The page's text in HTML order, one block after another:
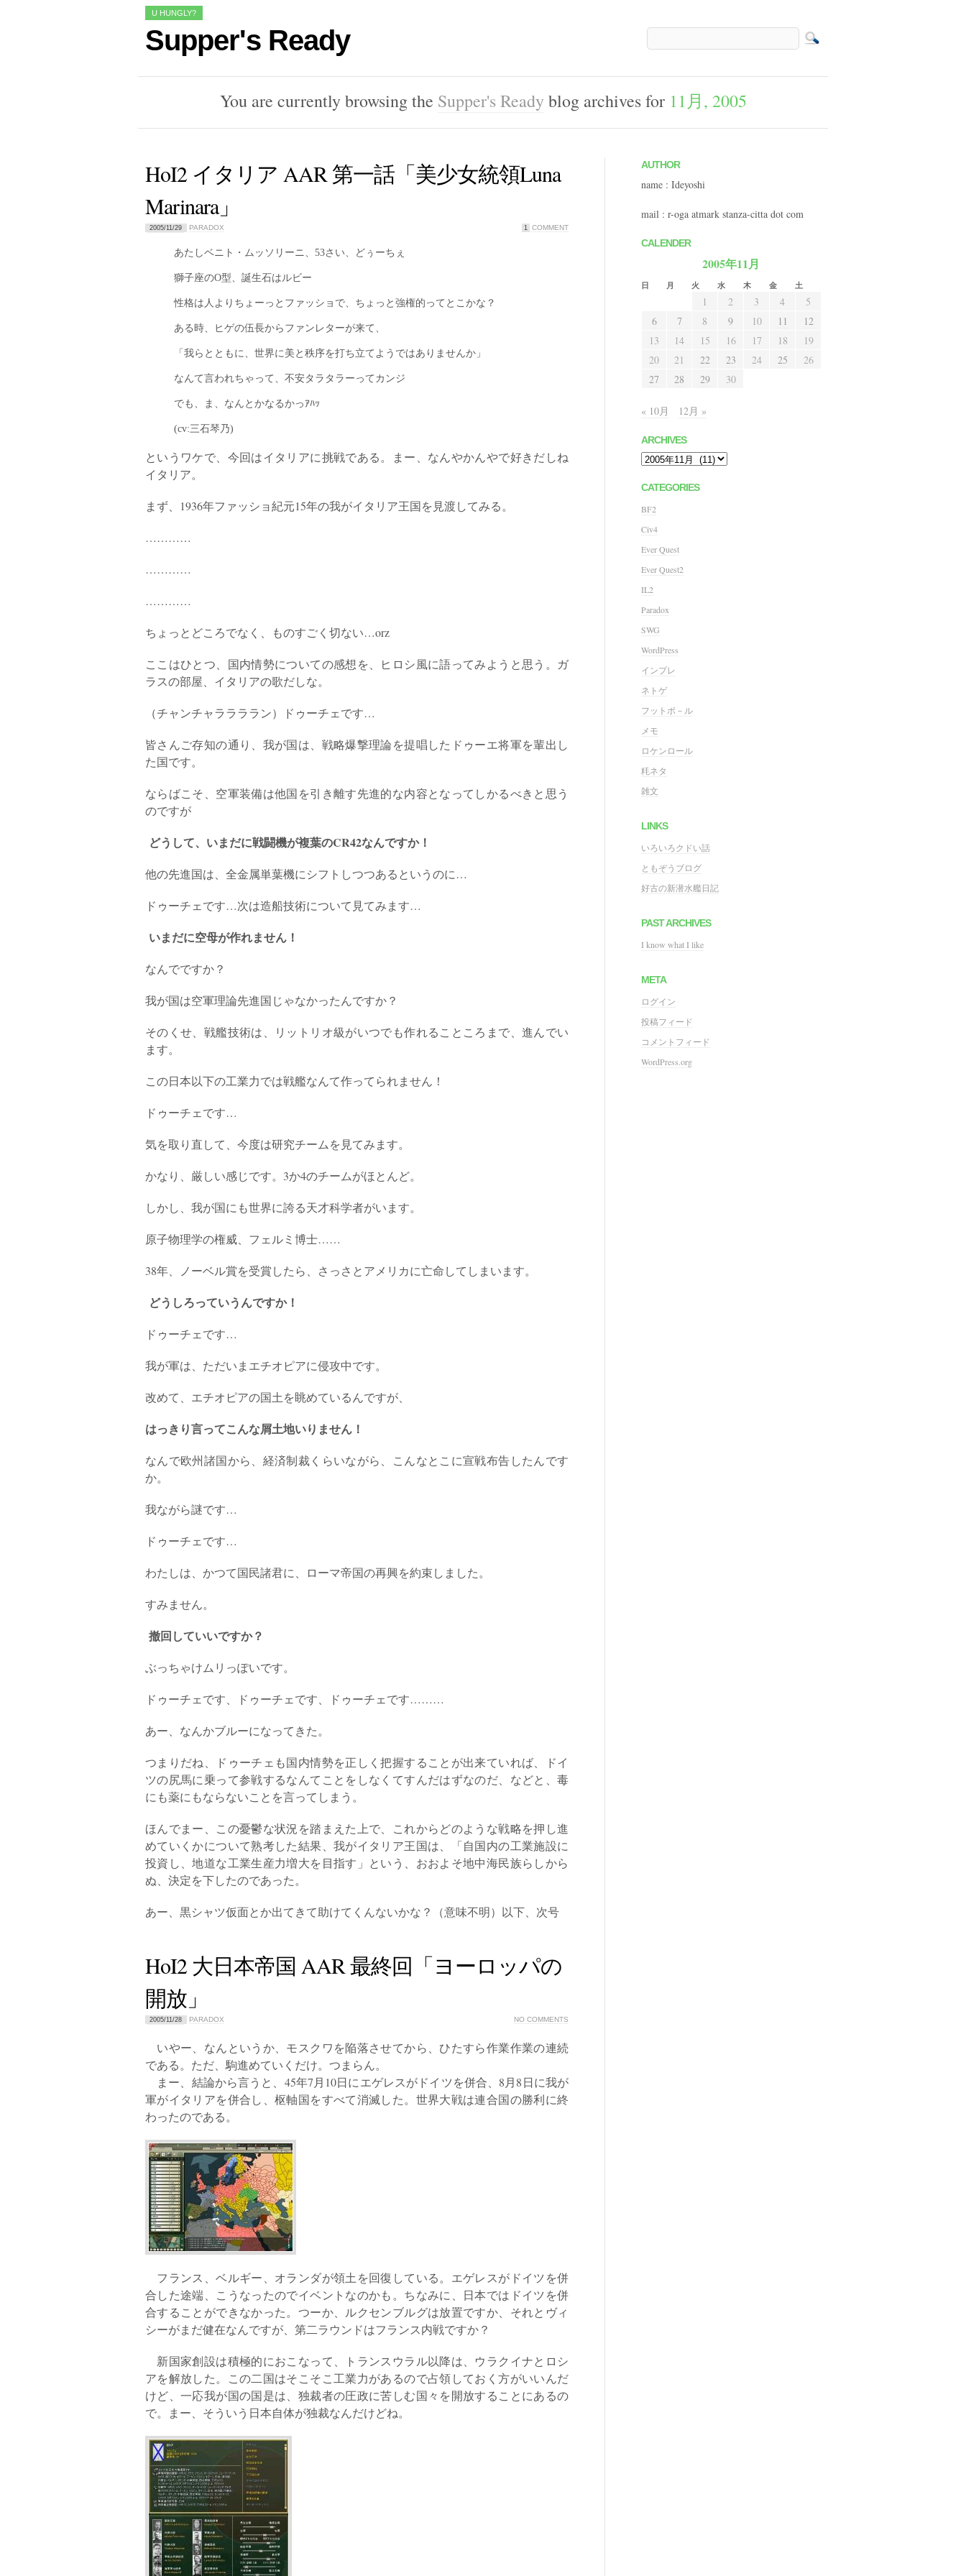
U HUNGLY?
Supper's Ready
You are currently browsing the Supper's Ready blog archives for 11月, 2005
HoI2 イタリア AAR 第一話「美少女統領Luna
Marinara」
2005/11/29 PARADOX 1 COMMENT
あたしベニト・ムッソリーニ、53さい、どぅーちぇ
獅子座のO型、誕生石はルビー
性格は人よりちょーっとファッショで、ちょっと強権的ってとこかな？
ある時、ヒゲの伍長からファンレターが来て、
「我らとともに、世界に美と秩序を打ち立てようではありませんか」
なんて言われちゃって、不安タラタラーってカンジ
でも、ま、なんとかなるかっｱﾊｯ
(cv:三石琴乃)
というワケで、今回はイタリアに挑戦である。まー、なんやかんやで好きだしね
イタリア。
まず、1936年ファッショ紀元15年の我がイタリア王国を見渡してみる。
…………
…………
…………
ちょっとどころでなく、ものすごく切ない…orz
ここはひとつ、国内情勢についての感想を、ヒロシ風に語ってみようと思う。ガ
ラスの部屋、イタリアの歌だしな。
（チャンチャララララン）ドゥーチェです…
皆さんご存知の通り、我が国は、戦略爆撃理論を提唱したドゥーエ将軍を輩出し
た国です。
ならばこそ、空軍装備は他国を引き離す先進的な内容となってしかるべきと思う
のですが
どうして、いまだに戦闘機が複葉のCR42なんですか！
他の先進国は、全金属単葉機にシフトしつつあるというのに…
ドゥーチェです…次は造船技術について見てみます…
いまだに空母が作れません！
なんでですか？
我が国は空軍理論先進国じゃなかったんですか？
そのくせ、戦艦技術は、リットリオ級がいつでも作れることころまで、進んでい
ます。
この日本以下の工業力では戦艦なんて作ってられません！
ドゥーチェです…
気を取り直して、今度は研究チームを見てみます。
かなり、厳しい感じです。3か4のチームがほとんど。
しかし、我が国にも世界に誇る天才科学者がいます。
原子物理学の権威、フェルミ博士……
38年、ノーベル賞を受賞したら、さっさとアメリカに亡命してしまいます。
どうしろっていうんですか！
ドゥーチェです…
我が軍は、ただいまエチオピアに侵攻中です。
改めて、エチオピアの国土を眺めているんですが、
はっきり言ってこんな屑土地いりません！
なんで欧州諸国から、経済制裁くらいながら、こんなとこに宣戦布告したんです
か。
我ながら謎です…
ドゥーチェです…
わたしは、かつて国民諸君に、ローマ帝国の再興を約束しました。
すみません。
撤回していいですか？
ぶっちゃけムリっぽいです。
ドゥーチェです、ドゥーチェです、ドゥーチェです………
あー、なんかブルーになってきた。
つまりだね、ドゥーチェも国内情勢を正しく把握することが出来ていれば、ドイ
ツの尻馬に乗って参戦するなんてことをしなくてすんだはずなのだ、などと、毒
にも薬にもならないことを言ってしまう。
ほんでまー、この憂鬱な状況を踏まえた上で、これからどのような戦略を押し進
めていくかについて熟考した結果、我がイタリア王国は、「自国内の工業施設に
投資し、地道な工業生産力増大を目指す」という、おおよそ地中海民族らしから
ぬ、決定を下したのであった。
あー、黒シャツ仮面とか出てきて助けてくんないかな？（意味不明）以下、次号
HoI2 大日本帝国 AAR 最終回「ヨーロッパの
開放」
2005/11/28 PARADOX NO COMMENTS
いやー、なんというか、モスクワを陥落させてから、ひたすら作業作業の連続
である。ただ、駒進めていくだけ。つまらん。
まー、結論から言うと、45年7月10日にエゲレスがドイツを併合、8月8日に我が
軍がイタリアを併合し、枢軸国をすべて消滅した。世界大戦は連合国の勝利に終
わったのである。
フランス、ベルギー、オランダが領土を回復している。エゲレスがドイツを併
合した途端、こうなったのでイベントなのかも。ちなみに、日本ではドイツを併
合することができなかった。つーか、ルクセンブルグは放置ですか、それとヴィ
シーがまだ健在なんですが、第二ラウンドはフランス内戦ですか？
新国家創設は積極的におこなって、トランスウラル以降は、ウラクイナとロシ
アを解放した。この二国はそこそこ工業力があるので占領しておく方がいいんだ
けど、一応我が国の国是は、独裁者の圧政に苦しむ国々を開放することにあるの
で。まー、そういう日本自体が独裁なんだけどね。
AUTHOR
name : Ideyoshi
mail : r-oga atmark stanza-citta dot com
CALENDER
2005年11月
日 月 火 水 木 金 土
1 2 3 4
5
6
7 8 9 10 11
12
13
14 15 16 17 18
19
20
21 22 23 24 25
26
27
28 29 30
« 10月 12月 »
ARCHIVES
Archives
CATEGORIES
BF2
Civ4
Ever Quest
Ever Quest2
IL2
Paradox
SWG
WordPress
インプレ
ネトゲ
フットボ－ル
メモ
ロケンロール
粍ネタ
雑文
LINKS
いろいろクドい話
ともぞうブログ
好古の新潜水艦日記
PAST ARCHIVES
I know what I like
META
ログイン
投稿フィード
コメントフィード
WordPress.org